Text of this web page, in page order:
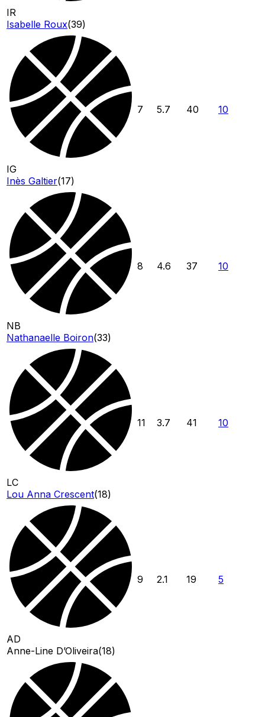
IR
Isabelle Roux(39)
IG
Inès Galtier(17)
7 5.7 40 10
NB
Nathanaelle Boiron(33)
8 4.6 37 10
LC
Lou Anna Crescent(18)
11 3.7 41 10
AD
Anne-Line D’Oliveira(18)
9 2.1 19 5